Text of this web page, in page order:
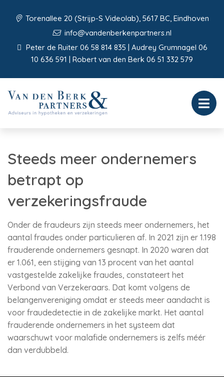
Torenallee 20 (Strijp-S Videolab), 5617 BC, Eindhoven
info@vandenberkenpartners.nl
Peter de Ruiter 06 58 814 835 | Audrey Grumnagel 06
10 636 591 | Robert van den Berk 06 51 332 579
Steeds meer ondernemers
betrapt op
verzekeringsfraude
Onder de fraudeurs zijn steeds meer ondernemers, het
aantal fraudes onder particulieren af. In 2021 zijn er 1.198
frauderende ondernemers gesnapt. In 2020 waren dat
er 1.061, een stijging van 13 procent van het aantal
vastgestelde zakelijke fraudes, constateert het
Verbond van Verzekeraars. Dat komt volgens de
belangenvereniging omdat er steeds meer aandacht is
voor fraudedetectie in de zakelijke markt. Het aantal
frauderende ondernemers in het systeem dat
waarschuwt voor malafide ondernemers is zelfs méér
dan verdubbeld.